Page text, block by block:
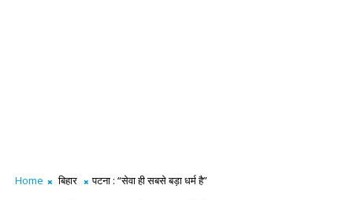
Home बिहार पटना : “सेवा ही सबसे बड़ा धर्म है”